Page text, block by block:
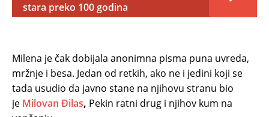
stara preko 100 godina
Milena je čak dobijala anonimna pisma puna uvreda,
mržnje i besa. Jedan od retkih, ako ne i jedini koji se
tada usudio da javno stane na njihovu stranu bio
je Milovan Đilas, Pekin ratni drug i njihov kum na